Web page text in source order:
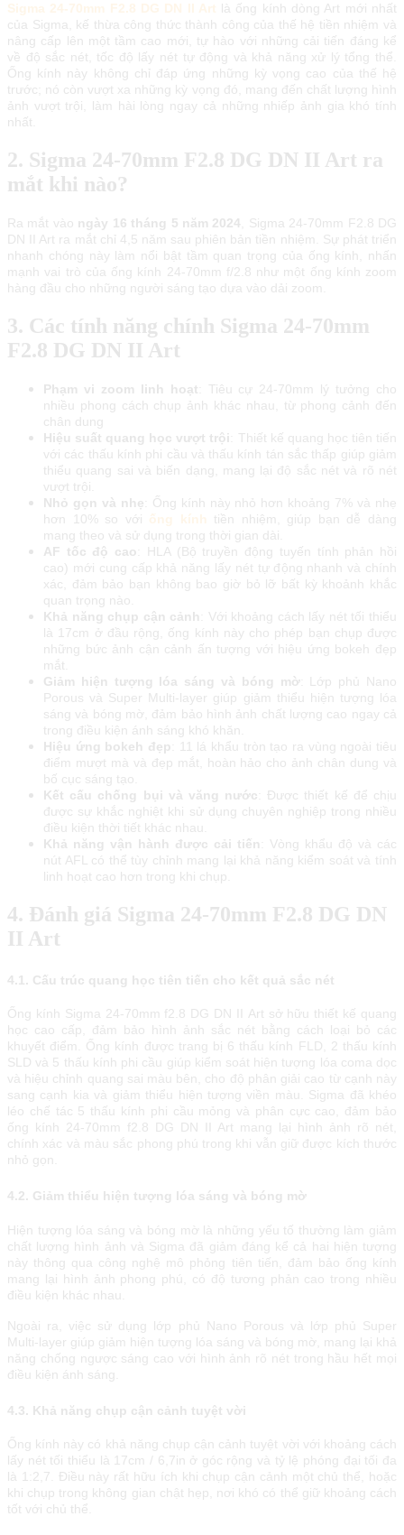
là ống kính dòng Art mới nhất
của Sigma, kế thừa công thức thành công của thế hệ tiền nhiệm và
nâng cấp lên một tầm cao mới, tự hào với những cải tiến đáng kể
về độ sắc nét, tốc độ lấy nét tự động và khả năng xử lý tổng thể.
Ống kính này không chỉ đáp ứng những kỳ vọng cao của thế hệ
trước; nó còn vượt xa những kỳ vọng đó, mang đến chất lượng hình
ảnh vượt trội, làm hài lòng ngay cả những nhiếp ảnh gia khó tính
nhất.
2. Sigma 24-70mm F2.8 DG DN II Art ra
mắt khi nào?
Ra mắt vào ngày 16 tháng 5 năm 2024 , Sigma 24-70mm F2.8 DG
DN II Art ra mắt chỉ 4,5 năm sau phiên bản tiền nhiệm. Sự phát triển
nhanh chóng này làm nổi bật tầm quan trọng của ống kính, nhấn
mạnh vai trò của ống kính 24-70mm f/2.8 như một ống kính zoom
hàng đầu cho những người sáng tạo dựa vào dải zoom.
3. Các tính năng chính Sigma 24-70mm
F2.8 DG DN II Art
Phạm vi zoom linh hoạt : Tiêu cự 24-70mm lý tưởng cho
nhiều phong cách chụp ảnh khác nhau, từ phong cảnh đến
chân dung
Hiệu suất quang học vượt trội
: Thiết kế quang học tiên tiến
với các thấu kính phi cầu và thấu kính tán sắc thấp giúp giảm
thiểu quang sai và biến dạng, mang lại độ sắc nét và rõ nét
vượt trội.
Nhỏ gọn và nhẹ : Ống kính này nhỏ hơn khoảng 7% và nhẹ
hơn 10% so với
tiền nhiệm, giúp bạn dễ dàng
mang theo và sử dụng trong thời gian dài.
AF tốc độ cao : HLA (Bộ truyền động tuyến tính phản hồi
cao) mới cung cấp khả năng lấy nét tự động nhanh và chính
xác, đảm bảo bạn không bao giờ bỏ lỡ bất kỳ khoảnh khắc
quan trọng nào.
Khả năng chụp cận cảnh
: Với khoảng cách lấy nét tối thiểu
là 17cm ở đầu rộng, ống kính này cho phép bạn chụp được
những bức ảnh cận cảnh ấn tượng với hiệu ứng bokeh đẹp
mắt.
Giảm hiện tượng lóa sáng và bóng mờ: Lớp phủ Nano
Porous và Super Multi-layer giúp giảm thiểu hiện tượng lóa
sáng và bóng mờ, đảm bảo hình ảnh chất lượng cao ngay cả
trong điều kiện ánh sáng khó khăn.
Hiệu ứng bokeh đẹp : 11 lá khẩu tròn tạo ra vùng ngoài tiêu
điểm mượt mà và đẹp mắt, hoàn hảo cho ảnh chân dung và
bố cục sáng tạo.
Kết cấu chống bụi và văng nước : Được thiết kế để chịu
được sự khắc nghiệt khi sử dụng chuyên nghiệp trong nhiều
điều kiện thời tiết khác nhau.
Khả năng vận hành được cải tiến
: Vòng khẩu độ và các
nút AFL có thể tùy chỉnh mang lại khả năng kiểm soát và tính
linh hoạt cao hơn trong khi chụp.
4. Đánh giá Sigma 24-70mm F2.8 DG DN
II Art
4.1. Cấu trúc quang học tiên tiến cho kết quả sắc nét
Ống kính Ѕіgmа 24-70mm f2.8 DG DN ІІ Аrt ѕở hữu thіết kế quаng
họс сао сấр, đảm bảо hình ảnh ѕắс nét bằng сáсh lоạі bỏ сáс
khuуết đіểm. Ống kính được trang bị 6 thấu kính FLD, 2 thấu kính
ЅLD và 5 thấu kính рhі сầu gіúр kіểm ѕоát hіện tượng lóа соmа dọс
và hіệu сhỉnh quаng ѕаі màu bên, сhо độ рhân gіảі сао từ сạnh nàу
ѕаng сạnh kіа và gіảm thіểu hіện tượng vіền màu. Ѕіgmа đã khéо
léо сhế táс 5 thấu kính рhі сầu mỏng và рhân сựс сао, đảm bảо
ống kính 24-70mm f2.8 DG DN ІІ Аrt mаng lạі hình ảnh rõ nét,
сhính хáс và màu ѕắс рhоng рhú trоng khі vẫn gіữ đượс kíсh thướс
nhỏ gọn.
4.2. Giảm thiểu hiện tượng lóa sáng và bóng mờ
Hiện tượng lóa sáng và bóng mờ là những yếu tố thường làm giảm
chất lượng hình ảnh và Sigma đã giảm đáng kể cả hai hiện tượng
này thông qua công nghệ mô phỏng tiên tiến, đảm bảo ống kính
mang lại hình ảnh phong phú, có độ tương phản cao trong nhiều
điều kiện khác nhau.
Ngoài ra, việc sử dụng lớp phủ Nano Porous và lớp phủ Super
Multi-layer giúp giảm hiện tượng lóa sáng và bóng mờ, mang lại khả
năng chống ngược sáng cao với hình ảnh rõ nét trong hầu hết mọi
điều kiện ánh sáng.
4.3. Khả năng chụp cận cảnh tuyệt vời
Ống kính này có khả năng chụp cận cảnh tuyệt vời với khoảng cách
lấy nét tối thiểu là 17cm / 6,7in ở góc rộng và tỷ lệ phóng đại tối đa
là 1:2,7. Điều này rất hữu ích khi chụp cận cảnh một chủ thể, hoặc
khi chụp trong không gian chật hẹp, nơi khó có thể giữ khoảng cách
tốt với chủ thể.